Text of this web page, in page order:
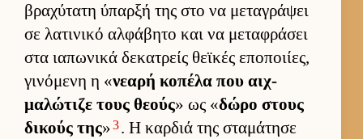
βραχύτατη ύπαρξή της στο να μεταγράψει
σε λατινικό αλ­φάβητο και να μεταφράσει
στα ια­πωνικά δεκατρείς θεϊκές εποποι­ίες,
γινόμενη η «νεαρή κοπέλα που αιχ­
μαλώτιζε τους θεούς» ως «δώρο στους
δικούς της»3. Η καρ­διά της σταμάτησε